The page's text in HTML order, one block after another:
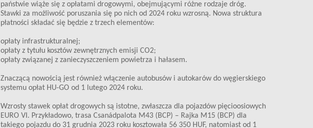
państwie wiąże się z opłatami drogowymi, obejmującymi różne rodzaje dróg.
Stawki za możliwość poruszania się po nich od 2024 roku wzrosną. Nowa struktura
płatności składać się będzie z trzech elementów:
opłaty infrastrukturalnej;
opłaty z tytułu kosztów zewnętrznych emisji CO2;
opłaty związanej z zanieczyszczeniem powietrza i hałasem.
Znaczącą nowością jest również włączenie autobusów i autokarów do węgierskiego
systemu opłat HU-GO od 1 lutego 2024 roku.
Wzrosty stawek opłat drogowych są istotne, zwłaszcza dla pojazdów pięcioosiowych
EURO VI. Przykładowo, trasa Csanádpalota M43 (BCP) – Rajka M15 (BCP) dla
takiego pojazdu do 31 grudnia 2023 roku kosztowała 56 350 HUF, natomiast od 1